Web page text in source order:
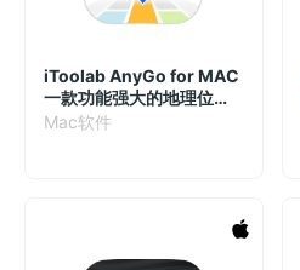
iToolab AnyGo for MAC
一款功能强大的地理位置
模拟工具
Mac软件